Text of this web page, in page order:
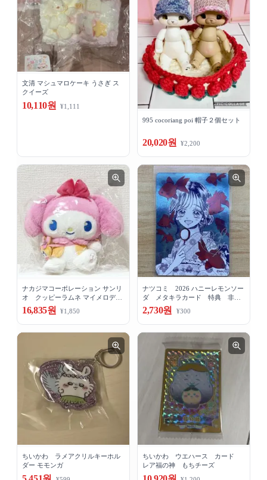
文清 マシュマロケーキ うさぎ ス
クイーズ
10,110원
¥1,111
995 cocoriang poi 帽子２個セット
20,020원 ¥2,200
ナカジマコーポレーション サンリ
オ クッピーラムネ マイメロデ
ィ ぬいぐるみ
16,835원 ¥1,850
ナツコミ 2026 ハニーレモンソー
ダ メタキラカード 特典 非売
品
2,730원 ¥300
ちいかわ ラメアクリルキーホル
ダー モモンガ
ちいかわ ウエハース カード
レア福の神 もちチーズ